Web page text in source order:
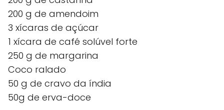
200 g de amendoim
3 xícaras de açúcar
1 xícara de café solúvel forte
250 g de margarina
Coco ralado
50 g de cravo da índia
50g de erva-doce